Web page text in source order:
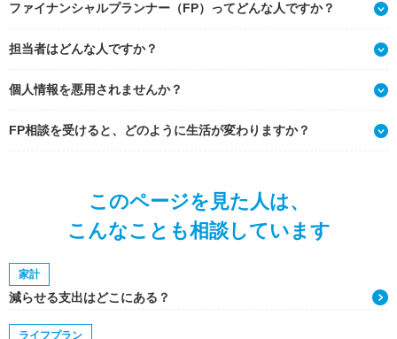
ファイナンシャルプランナー（FP）ってどんな人ですか？
担当者はどんな人ですか？
個人情報を悪用されませんか？
FP相談を受けると、どのように生活が変わりますか？
このページを見た人は、
こんなことも相談しています
家計
減らせる支出はどこにある？
ライフプラン